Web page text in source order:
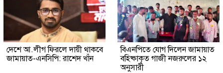
দেশে আ.লীগ ফিরলে দায়ী থাকবে
জামায়াত-এনসিপি: রাশেদ খাঁন
বিএনপিতে যোগ দিলেন জামায়াত
বহিষ্কাকৃত গাজী নজরুলের ১২
অনুসারী